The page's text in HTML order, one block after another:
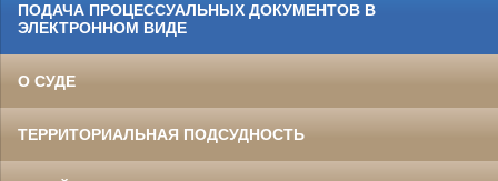
ПОДАЧА ПРОЦЕССУАЛЬНЫХ ДОКУМЕНТОВ В
ЭЛЕКТРОННОМ ВИДЕ
О СУДЕ
ТЕРРИТОРИАЛЬНАЯ ПОДСУДНОСТЬ